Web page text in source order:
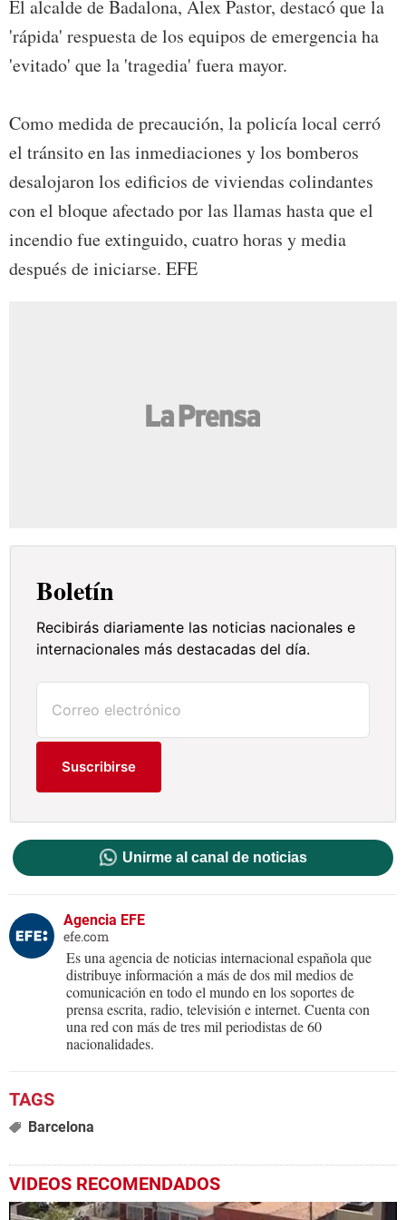
El alcalde de Badalona, Àlex Pastor, destacó que la
'rápida' respuesta de los equipos de emergencia ha
'evitado' que la 'tragedia' fuera mayor.
Como medida de precaución, la policía local cerró
el tránsito en las inmediaciones y los bomberos
desalojaron los edificios de viviendas colindantes
con el bloque afectado por las llamas hasta que el
incendio fue extinguido, cuatro horas y media
después de iniciarse. EFE
Boletín
Recibirás diariamente las noticias nacionales e
internacionales más destacadas del día.
Suscribirse
Unirme al canal de noticias
Agencia EFE
efe.com
Es una agencia de noticias internacional española que
distribuye información a más de dos mil medios de
comunicación en todo el mundo en los soportes de
prensa escrita, radio, televisión e internet. Cuenta con
una red con más de tres mil periodistas de 60
nacionalidades.
Barcelona
VIDEOS RECOMENDADOS